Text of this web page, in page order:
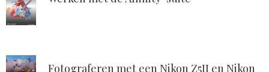
Fotograferen met een Nikon Z5II en Nikon